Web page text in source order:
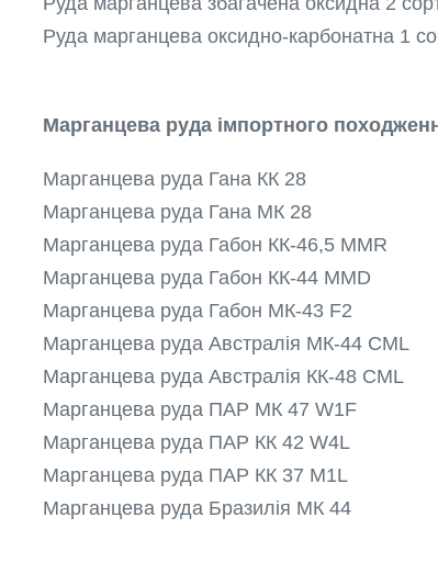
Руда марганцева оксидно-карбонатна 1
Марганцева руда імпортного
Марганцева руда Гана КК 28
Марганцева руда Гана МК 28
Марганцева руда Габон КК-46,5 MMR
Марганцева руда Габон КК-44 MMD
Марганцева руда Габон МК-43 F2
Марганцева руда Австралія МК-44 CML
Марганцева руда Австралія КК-48 CML
Марганцева руда ПАР МК 47 W1F
Марганцева руда ПАР КК 42 W4L
Марганцева руда ПАР КК 37 М1L
Марганцева руда Бразилія МК 44